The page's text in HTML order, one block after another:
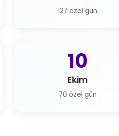
127 özel gün
10
Ekim
70 özel gün